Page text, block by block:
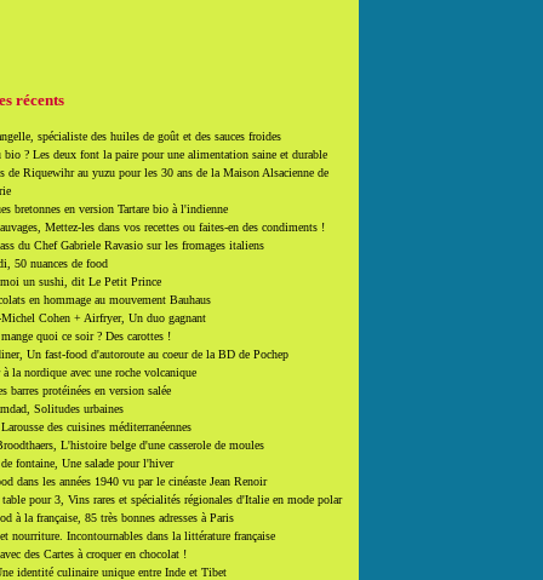
récents
spécialiste des huiles de goût et des sauces froides
bio ? Les deux font la paire pour une alimentation saine et durable
de Riquewihr au yuzu pour les 30 ans de la Maison Alsacienne de
bretonnes en version Tartare bio à l'indienne
Mettez-les dans vos recettes ou faites-en des condiments !
du Chef Gabriele Ravasio sur les fromages italiens
50 nuances de food
moi un sushi, dit Le Petit Prince
en hommage au mouvement Bauhaus
Michel Cohen + Airfryer, Un duo gagnant
quoi ce soir ? Des carottes !
Un fast-food d'autoroute au coeur de la BD de Pochep
la nordique avec une roche volcanique
barres protéinées en version salée
Solitudes urbaines
des cuisines méditerranéennes
L'histoire belge d'une casserole de moules
fontaine, Une salade pour l'hiver
dans les années 1940 vu par le cinéaste Jean Renoir
pour 3, Vins rares et spécialités régionales d'Italie en mode polar
à la française, 85 très bonnes adresses à Paris
nourriture. Incontournables dans la littérature française
des Cartes à croquer en chocolat !
identité culinaire unique entre Inde et Tibet